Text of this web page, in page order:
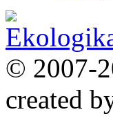
© 2007-
created